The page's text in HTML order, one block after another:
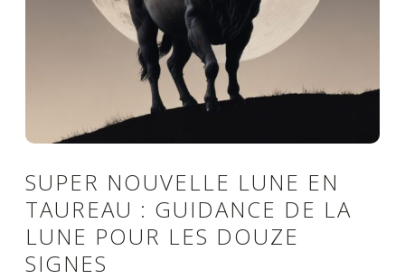
SUPER NOUVELLE LUNE EN
TAUREAU : GUIDANCE DE LA
LUNE POUR LES DOUZE
SIGNES